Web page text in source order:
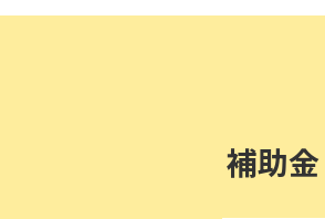
補助